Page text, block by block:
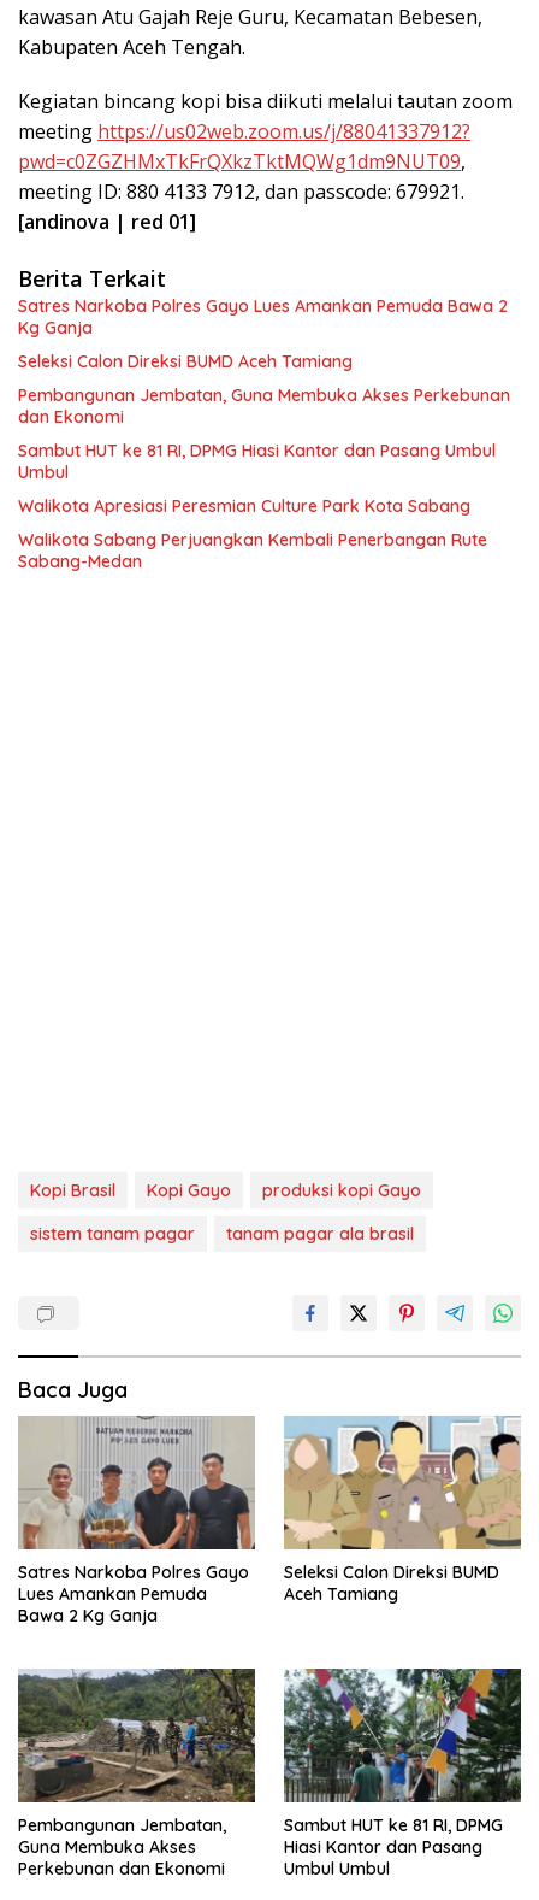
kawasan Atu Gajah Reje Guru, Kecamatan Bebesen,
Kabupaten Aceh Tengah.
Kegiatan bincang kopi bisa diikuti melalui tautan zoom
meeting https://us02web.zoom.us/j/88041337912?
pwd=c0ZGZHMxTkFrQXkzTktMQWg1dm9NUT09,
meeting ID: 880 4133 7912, dan passcode: 679921.
[andinova | red 01]
Berita Terkait
Satres Narkoba Polres Gayo Lues Amankan Pemuda Bawa 2
Kg Ganja
Seleksi Calon Direksi BUMD Aceh Tamiang
Pembangunan Jembatan, Guna Membuka Akses Perkebunan
dan Ekonomi
Sambut HUT ke 81 RI, DPMG Hiasi Kantor dan Pasang Umbul
Umbul
Walikota Apresiasi Peresmian Culture Park Kota Sabang
Walikota Sabang Perjuangkan Kembali Penerbangan Rute
Sabang-Medan
Kopi Brasil Kopi Gayo
produksi kopi Gayo
sistem tanam pagar
tanam pagar ala brasil
Baca Juga
Satres Narkoba Polres Gayo
Lues Amankan Pemuda
Bawa 2 Kg Ganja
Seleksi Calon Direksi BUMD
Aceh Tamiang
Pembangunan Jembatan,
Guna Membuka Akses
Perkebunan dan Ekonomi
Sambut HUT ke 81 RI, DPMG
Hiasi Kantor dan Pasang
Umbul Umbul